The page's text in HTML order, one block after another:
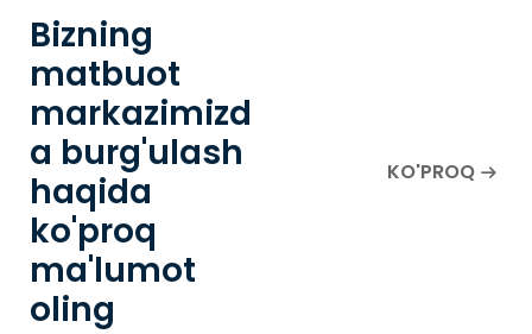
Bizning
matbuot
markazimizd
a burg'ulash
haqida
ko'proq
ma'lumot
oling
KO'PROQ